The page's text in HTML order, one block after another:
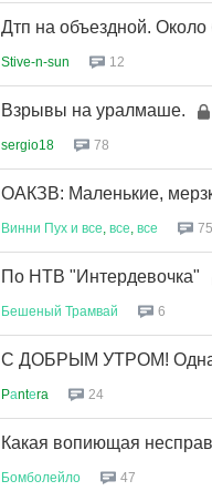
Дтп на объездной. Около
Stive-n-sun 12
Взрывы на уралмаше.
sergio18 78
ОАКЗВ: Маленькие,
Винни Пух и все все все 75
По НТВ "Интердевочка"
Бешеный Трамвай 6
С ДОБРЫМ УТРОМ!
Pаntеra 24
Какая вопиющая
Бомболейло 47